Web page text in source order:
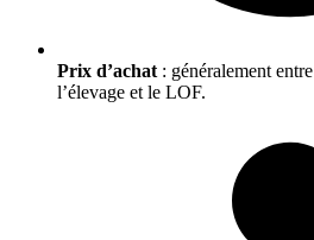
Prix d’achat : généralement entre
l’élevage et le LOF.